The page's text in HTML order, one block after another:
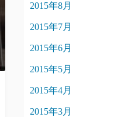
2015年8月
2015年7月
2015年6月
2015年5月
2015年4月
2015年3月